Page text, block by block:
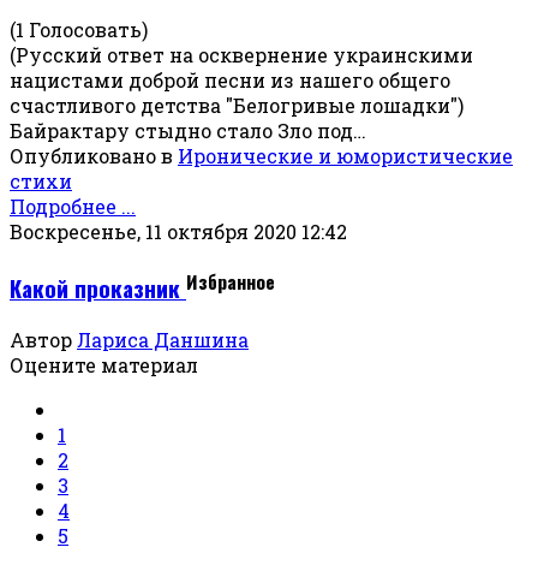
(1 Голосовать)
(Русский ответ на осквернение украинскими
нацистами доброй песни из нашего общего
счастливого детства "Белогривые лошадки")
Байрактару стыдно стало Зло под…
Опубликовано в Иронические и юмористические
стихи
Подробнее ...
Воскресенье, 11 октября 2020 12:42
Какой проказник Избранное
Автор Лариса Даншина
Оцените материал
1
2
3
4
5